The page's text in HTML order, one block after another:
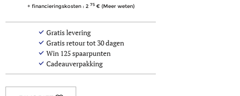
+ financieringskosten : 2 75 (Meer weten)
Gratis levering
Gratis retour tot 30 dagen
Win 125spaarpunten
Cadeauverpakking